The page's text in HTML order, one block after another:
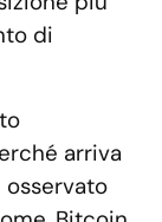
di
arriva